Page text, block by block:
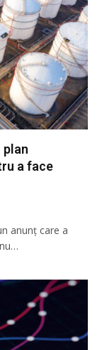
plan
a face
anunț care a